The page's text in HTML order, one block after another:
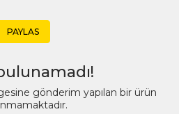
PAYLAS
gönderim yapılan bir ürün